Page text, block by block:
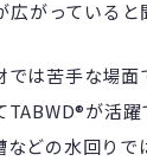
がっていると
は苦手な場面
が活
などの水回りで